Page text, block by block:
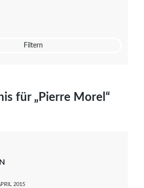
Filtern
für „Pierre Morel“
2015